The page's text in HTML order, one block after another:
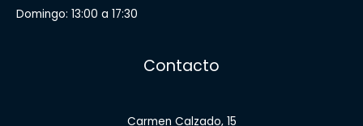
Domingo: 13:00 a 17:30
Contacto
Carmen Calzado, 15